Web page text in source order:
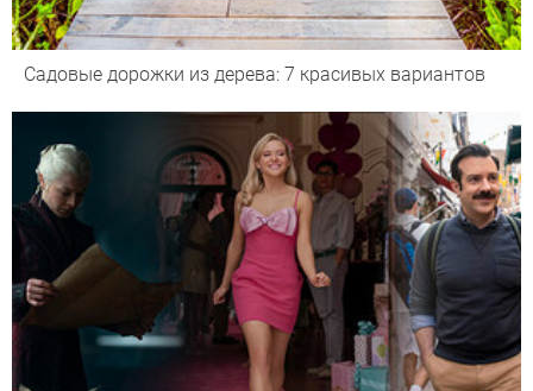
Садовые дорожки из дерева: 7 красивых вариантов